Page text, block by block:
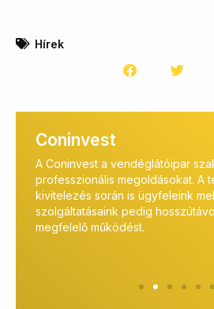
Hírek
Coninvest
A Coninvest a vendéglátóipar
professzionális megoldásokat. A
kivitelezés során is ügyfeleink
szolgáltatásaink pedig
megfelelő működést.